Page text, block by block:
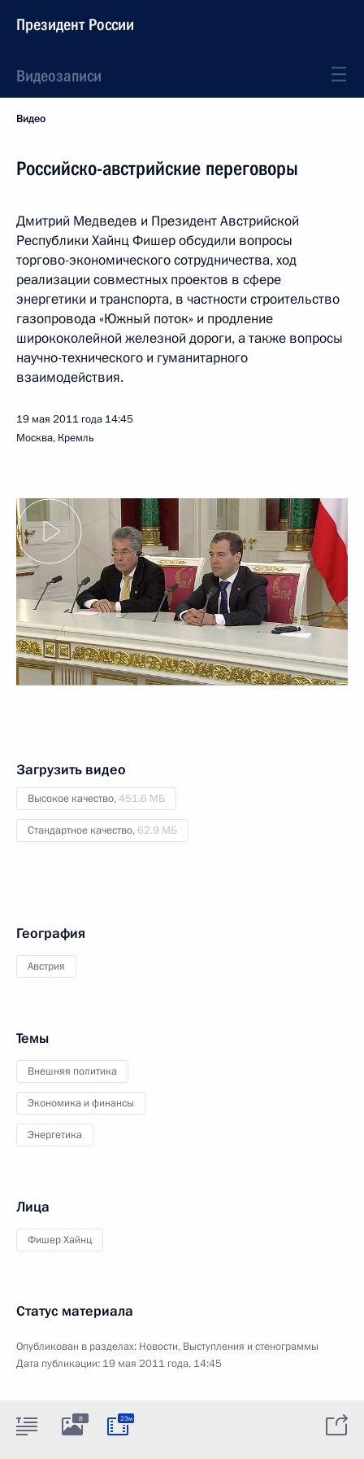
Президент России
Видеозаписи
Видео
Российско-австрийские переговоры
Дмитрий Медведев и Президент Австрийской
Республики Хайнц Фишер обсудили вопросы
торгово-экономического сотрудничества, ход
реализации совместных проектов в сфере
энергетики и транспорта, в частности строительство
газопровода «Южный поток» и продление
ширококолейной железной дороги, а также вопросы
научно-технического и гуманитарного
взаимодействия.
19 мая 2011 года 14:45
Москва, Кремль
Загрузить видео
Высокое качество,451.6 МБ
Стандартное качество,62.9 МБ
География
Австрия
Темы
Внешняя политика
Экономика и финансы
Энергетика
Лица
Фишер Хайнц
Статус материала
Опубликован в разделах: Новости, Выступления и стенограммы
Дата публикации: 19 мая 2011 года, 14:45
8 23м